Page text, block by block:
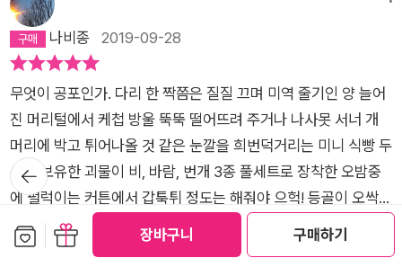
장바구니 구매하기
하는 그 기술들이 언젠가 선을 넘어서 인류에 큰 재앙을 불러오리
라 확신한다. 위험이 언제 어떻게 닥칠지 모르니 집안에 비상용
아이언맨 슈트 한두 개쯤 구비해둬야 할지도 모른다.
생과 창조주에 대해 아는 바가 전혀 없음에 좌절한다.'나는 지상
의 한 점 얼룩 같은 괴물일까?' (p.160) '내 친구와 친척들은 어디
에 있는가?'(p.161)세상에 대해 알아 갈수록 슬픔은 더욱 커지
고 자신이 '얼마나 비참한 추방자인지'를 깨닫게 될 뿐이다. 사실
괴물은 추악한 외모와는 달리 순수하고 여린 마음의 소유자이다.
미덕을 사랑하고 악을 혐오하며 사악함과 덕성의 양면성을 가진
인간의 모습에 놀라기도 한다. 괴물은 이런 선한 마음이 자신의
추한 외모를 덮어줄 수 있다고 생각하고, 어느 날 오두막 가족 앞
에 자신의 모습을 드러내지만 현실은 결코 그렇지 않았다. 사람들
로부터 분노와 멸시, 폭행을 당하고 쫓겨난 괴물은 자신을 만든
영국사람이 있었어. 러시아에서 항해를 시작했는데, 어느날 떠다
니는 빙산에 고립되어 있는 어떤 사람을 구출해 주었어. 그는몹시
지쳐 있었고, 거의 탈진 상태였어. 그는 자신이 빅토르프랑켄슈타
인이라고 했고, 자기로부터 도망친 자를 찾는다고 했어. 그는그러
면서 지금까지 있었던 일을 배에 있는 사람들에게 이야기해주었
어...빅토르는 제네바의 명문가 집에서 태어나 유복한 어린 시절
을 보냈어. 그런데 출가한 아버지의여동생이 죽고, 그 죽은 여동
생의 딸 엘리자베트를 아버지가 데려와 키웠어. 빅토르에게는 고
종사촌이었지. 빅토르의 고모는 나중에 커서 빅토르와엘리자베
트를 결혼시켜달라고 유언을 남겼단다. 빅토르의 아버지와 어머
- 아닌 이상, 창조자의 창작물은 창조주 이외의 사람들과 관계되
어질 것이다. 또한 그 산물을 대하는 사람들뿐만 아니라, 문학이
든 과학이든 그 산물 자체에 인격을 부여할 만큼 그 '산물' 자체의
희로애락도 논하게 만든다. 불이 뜨거운지조차 모르는 '갓난아기'
같은 '괴물'이 창조되자마자 세상에 버려지고 홀로 성장해, 창조
주를 찾아와 도움을 요청한다. 그 창조주가 자신을 외면했음에 분
노해서 위해를 가하는 고뇌하는 괴물을 보면 '연민'의 감정마저
생긴다.셸리의 과학적이고 천박하지 않은 기법은 '프랑켄슈타
인'을 동정하지 않게 만든다. 읽는 이로 하여금 창작자의 항구를
떠나 '릴리즈'된 '창작물'이 자신의 예상과는 - 제대로 무엇을 예상
의 감정에서, 동참하고 싶은 마음에서그랬다. 그러나 이제, 그때
의 미덕은 내게 그림자에 불과한 것이 되었고애정은 쓰라리고 혐
나비종 2019-09-28
무엇이 공포인가. 다리 한 짝쯤은 질질 끄며 미역 줄기인 양 늘어
진 머리털에서 케첩 방울 뚝뚝 떨어뜨려 주거나 나사못 서너 개
머리에 박고 튀어나올 것 같은 눈깔을 희번덕거리는 미니 식빵 두
상을 보유한 괴물이 비, 바람, 번개 3종 풀세트로 장착한 오밤중
에 펄럭이는 커튼에서 갑툭튀 정도는 해줘야 으헉! 등골이 오싹하
리라.풍문으로 수없이 들어 읽기도 전에 벌써 읽어버린 느낌을 주
는 <프랑켄슈타인>. 공포영화는 아예 보지 않고 TV에서 비스무
더보기
뒤로가
기